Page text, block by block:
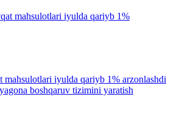
mahsulotlari iyulda qariyb 1% arzonlashdi